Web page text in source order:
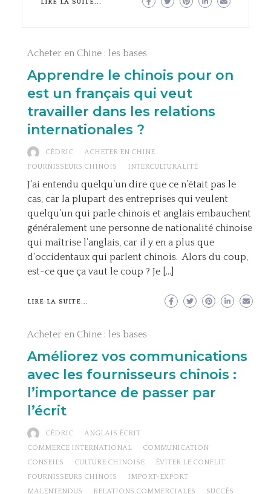
LIRE LA SUITE...
Acheter en Chine : les bases
Apprendre le chinois pour on
est un français qui veut
travailler dans les relations
internationales ?
CÉDRIC
ACHETER EN CHINE
FOURNISSEURS CHINOIS
INTERCULTURALITÉ
J’ai entendu quelqu’un dire que ce n’était pas le
cas, car la plupart des entreprises qui veulent
quelqu’un qui parle chinois et anglais embauchent
généralement une personne de nationalité chinoise
qui maîtrise l’anglais, car il y en a plus que
d’occidentaux qui parlent chinois. Alors du coup,
est-ce que ça vaut le coup ? Je […]
LIRE LA SUITE...
Acheter en Chine : les bases
Améliorez vos communications
avec les fournisseurs chinois :
l’importance de passer par
l’écrit
CÉDRIC
ANGLAIS ÉCRIT
COMMERCE INTERNATIONAL
COMMUNICATION
CONSEILS
CULTURE CHINOISE
ÉVITER LE CONFLIT
FOURNISSEURS CHINOIS
IMPORT-EXPORT
MALENTENDUS
RELATIONS COMMERCIALES
SUCCÈS